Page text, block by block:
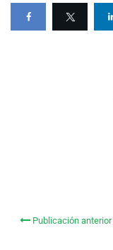
Publicación anterior